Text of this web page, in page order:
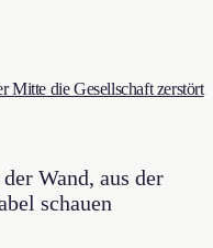
Mitte die Gesellschaft zerstört